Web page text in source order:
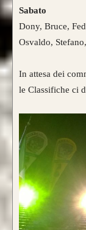
Rispetto
bambù.
Fibre di
Sabato
Dony, Bruce,
Osvaldo,
In attesa dei
le Classifiche ci